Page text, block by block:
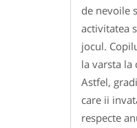
de nevoile
activitatea
jocul.
la varsta la
Astfel,
care ii
respecte